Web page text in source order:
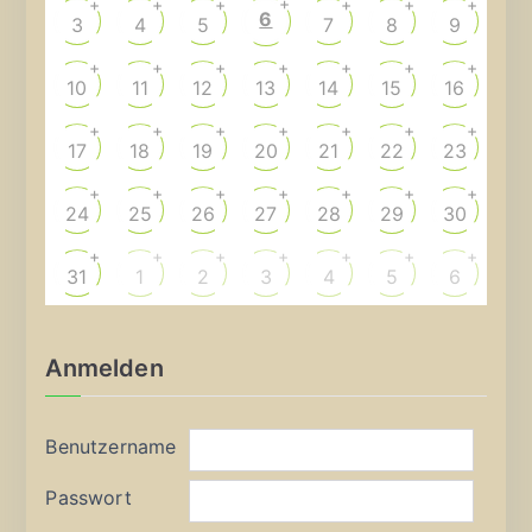
3
+
4
+
5
+
6 7
+
8
+
9
+
10
+
11
+
12
+
13
+
14
+
15
+
16
+
17
+
18
+
19
+
20
+
21
+
22
+
23
+
24
+
25
+
26
+
27
+
28
+
29
+
30
+
31
+
1
+
2
+
3
+
4
+
5
+
6
+
Anmelden
Benutzername
Passwort